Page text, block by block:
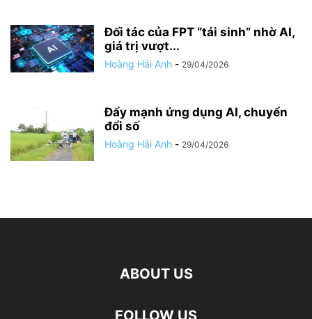
Đối tác của FPT “tái sinh” nhờ AI,
giá trị vượt...
Hoàng Hải Anh - 29/04/2026
Đẩy mạnh ứng dụng AI, chuyển
đổi số
Hoàng Hải Anh - 29/04/2026
ABOUT US
FOLLOW US